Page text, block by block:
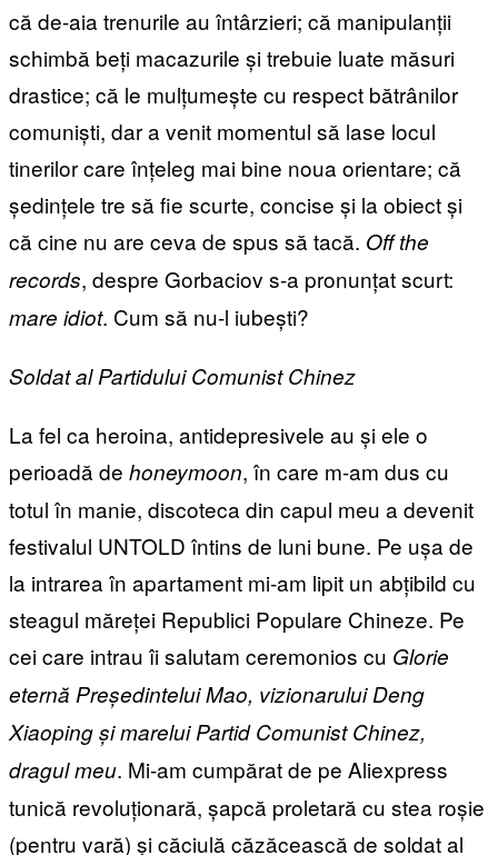
că de-aia trenurile au întârzieri; că manipulanții
schimbă beți macazurile și trebuie luate măsuri
drastice; că le mulțumește cu respect bătrânilor
comuniști, dar a venit momentul să lase locul
tinerilor care înțeleg mai bine noua orientare; că
ședințele tre să fie scurte, concise și la obiect și
că cine nu are ceva de spus să tacă. Off the
records, despre Gorbaciov s-a pronunțat scurt:
mare idiot. Cum să nu-l iubești?
Soldat al Partidului Comunist Chinez
La fel ca heroina, antidepresivele au și ele o
perioadă de honeymoon, în care m-am dus cu
totul în manie, discoteca din capul meu a devenit
festivalul UNTOLD întins de luni bune. Pe ușa de
la intrarea în apartament mi-am lipit un abțibild cu
steagul măreței Republici Populare Chineze. Pe
cei care intrau îi salutam ceremonios cu Glorie
eternă Președintelui Mao, vizionarului Deng
Xiaoping și marelui Partid Comunist Chinez,
dragul meu. Mi-am cumpărat de pe Aliexpress
tunică revoluționară, șapcă proletară cu stea roșie
(pentru vară) și căciulă căzăcească de soldat al